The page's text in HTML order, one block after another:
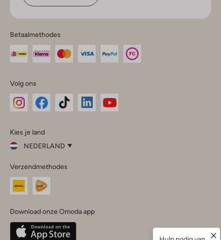
Betaalmethodes
Volg ons
InstagramFacebook
Kies je land
NEDERLAND
je
land
Nederland
Belgique(Français)
Deutschland
Verzendmethodes
Download onze Omoda app